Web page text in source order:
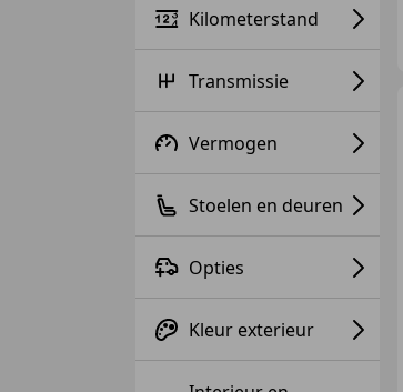
Kilometerstand
Transmissie
Vermogen
Stoelen en deuren
Opties
Kleur exterieur